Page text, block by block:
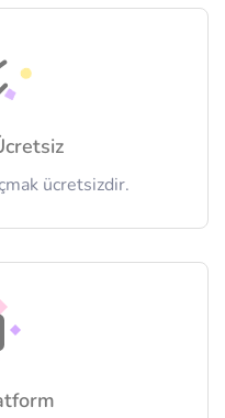
ücretsizdir.